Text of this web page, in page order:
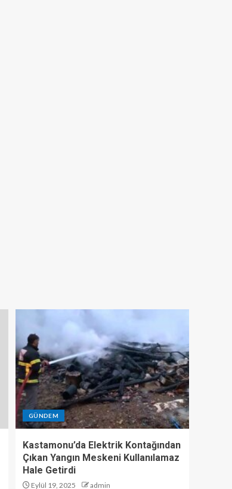
GÜNDEM
Kastamonu’da Elektrik Kontağından
Çıkan Yangın Meskeni Kullanılamaz
Hale Getirdi
Eylül 19, 2025 admin